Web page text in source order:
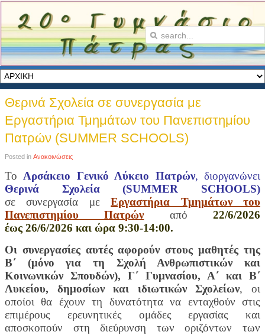
Θερινά Σχολεία σε συνεργασία με
Εργαστήρια Τμημάτων του Πανεπιστημίου
Πατρών (SUMMER SCHOOLS)
Posted in Ανακοινώσεις
Το Αρσάκειο Γενικό Λύκειο Πατρών, διοργανώνει
Θερινά Σχολεία (SUMMER SCHOOLS)
σε συνεργασία μεΕργαστήρια Τμημάτων του
Πανεπιστημίου Πατρών
από22/6/2026
έως 26/6/2026 και ώρα 9:30-14:00.
Οι συνεργασίες αυτές αφορούν στους μαθητές της
Β΄ (μόνο για τη Σχολή Ανθρωπιστικών και
Κοινωνικών Σπουδών), Γ΄ Γυμνασίου, Α΄ και Β΄
Λυκείου, δημοσίων και ιδιωτικών Σχολείων, οι
οποίοι θα έχουν τη δυνατότητα να ενταχθούν στις
επιμέρους ερευνητικές ομάδες εργασίας και
αποσκοπούν στη διεύρυνση των οριζόντων των